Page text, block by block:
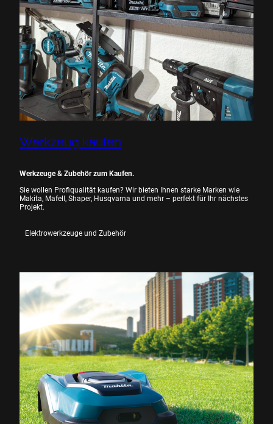
Werkzeug kaufen
Werkzeuge & Zubehör zum Kaufen.
Sie wollen Profiqualität kaufen? Wir bieten Ihnen starke Marken wie
Makita, Mafell, Shaper, Husqvarna und mehr – perfekt für Ihr nächstes
Projekt.
Elektrowerkzeuge und Zubehör